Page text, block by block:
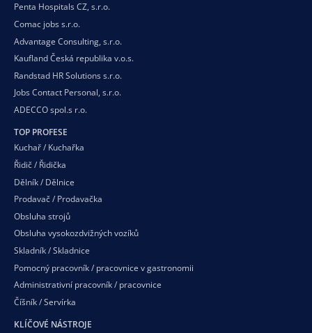
Penta Hospitals CZ, s.r.o.
Comac jobs s.r.o.
Advantage Consulting, s.r.o.
Kaufland Česká republika v.o.s.
Randstad HR Solutions s.r.o.
Jobs Contact Personal, s.r.o.
ADECCO spol.s r.o.
TOP PROFESE
Kuchař / Kuchařka
Řidič / Řidička
Dělník / Dělnice
Prodavač / Prodavačka
Obsluha strojů
Obsluha vysokozdvižných vozíků
Skladník / Skladnice
Pomocný pracovník / pracovnice v gastronomii
Administrativní pracovník / pracovnice
Číšník / Servírka
KLÍČOVÉ NÁSTROJE